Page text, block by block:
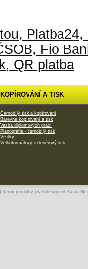
KOPÍROVÁNÍ A TISK
Černobílý tisk a kopírování
Barevné kopírování a tisk
Vazba diplomových prací
Planografie - černobílý tisk
Vizitky
Velkoformátový exteriérový tisk
Xerox produkty | webdesign od Safari